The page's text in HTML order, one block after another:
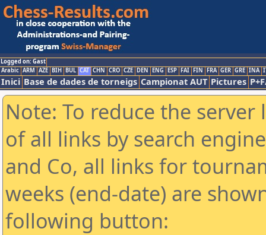
Logged on: Gast
Arabic ARM AZE BIH BUL CAT CHN CRO CZE DEN ENG ESP FAI FIN FRA GER GRE INA
Inici Base de dades de torneigs Campionat AUT Pictures
Note: To reduce the
of all links by search
and Co, all links for
weeks (end-date) are
following button: